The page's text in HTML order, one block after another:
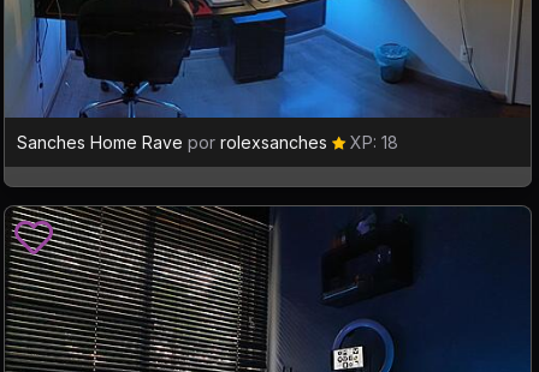
Sanches Home Rave por rolexsanches XP: 18